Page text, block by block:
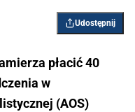
Udostępnij
płacić 40
w
(AOS)